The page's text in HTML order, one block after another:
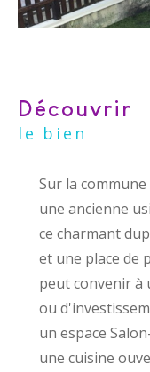
découvrir
le bien
Sur la
une ancienne
ce charmant
et une place de
peut convenir à
ou
un espace
une cuisine